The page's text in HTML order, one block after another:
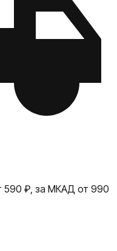
₽, за МКАД от 990